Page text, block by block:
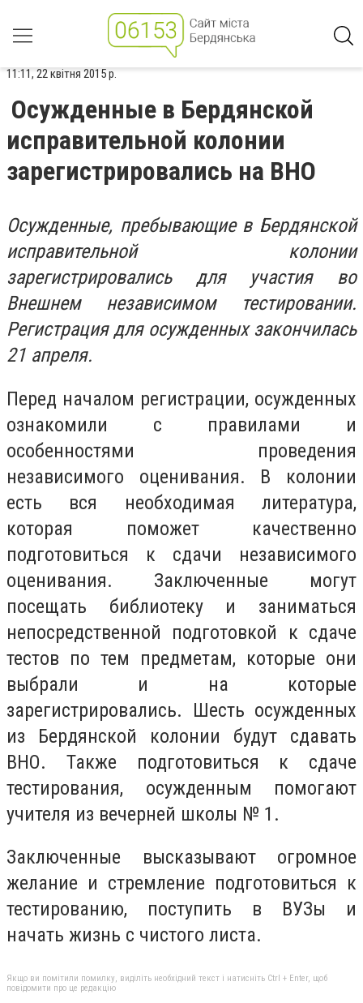
11:11, 22 квітня 2015 р.
Осужденные в Бердянской
исправительной колонии
зарегистрировались на ВНО
Осужденные, пребывающие в Бердянской
исправительной колонии
зарегистрировались для участия во
Внешнем независимом тестировании.
Регистрация для осужденных закончилась
21 апреля.
Перед началом регистрации, осужденных
ознакомили с правилами и
особенностями проведения
независимого оценивания. В колонии
есть вся необходимая литература,
которая поможет качественно
подготовиться к сдачи независимого
оценивания. Заключенные могут
посещать библиотеку и заниматься
непосредственной подготовкой к сдаче
тестов по тем предметам, которые они
выбрали и на которые
зарегистрировались. Шесть осужденных
из Бердянской колонии будут сдавать
ВНО. Также подготовиться к сдаче
тестирования, осужденным помогают
учителя из вечерней школы № 1.
Заключенные высказывают огромное
желание и стремление подготовиться к
тестированию, поступить в ВУЗы и
начать жизнь с чистого листа.
Якщо ви помітили помилку, виділіть необхідний текст і натисніть Ctrl + Enter, щоб
повідомити про це редакцію